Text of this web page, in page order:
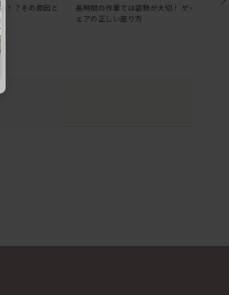
！？その原因と
長時間の作業では姿勢が大切！ ゲーミングチ
ェアの正しい座り方